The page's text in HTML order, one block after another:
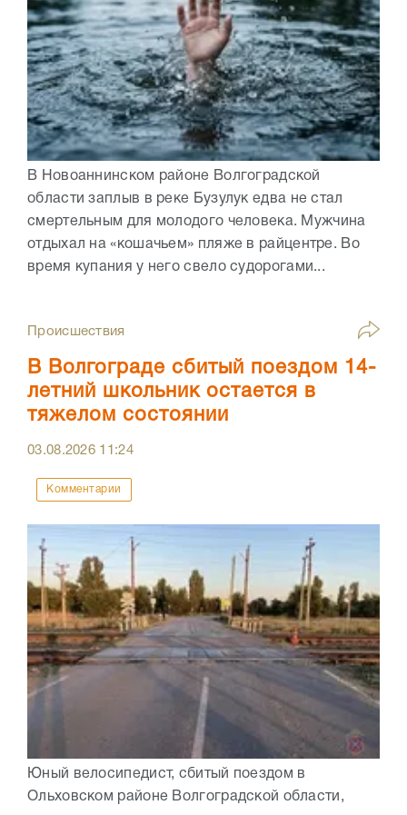
В Новоаннинском районе Волгоградской
области заплыв в реке Бузулук едва не стал
смертельным для молодого человека. Мужчина
отдыхал на «кошачьем» пляже в райцентре. Во
время купания у него свело судорогами...
Происшествия
В Волгограде сбитый поездом 14-
летний школьник остается в
тяжелом состоянии
03.08.2026 11:24
Комментарии
Юный велосипедист, сбитый поездом в
Ольховском районе Волгоградской области,